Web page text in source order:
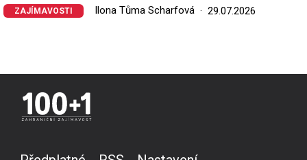
ZAJÍMAVOSTI Ilona Tůma Scharfová 29.07.2026